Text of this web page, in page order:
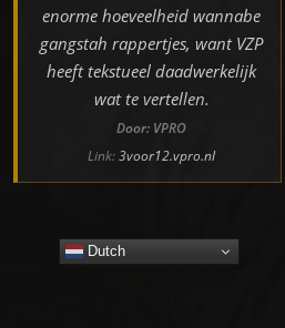
enorme hoeveelheid wannabe
gangstah rappertjes, want VZP
heeft tekstueel daadwerkelijk
wat te vertellen.
Door: VPRO
Link:3voor12.vpro.nl
Dutch